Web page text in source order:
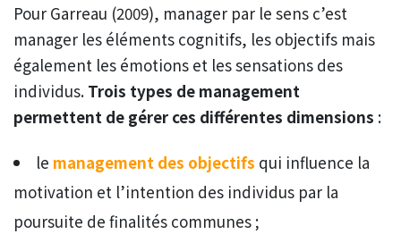
Pour Garreau (2009), manager par le sens c’est
manager les éléments cognitifs, les objectifs mais
également les émotions et les sensations des
individus. Trois types de management
permettent de gérer ces différentes dimensions :
le management des objectifs qui influence la
motivation et l’intention des individus par la
poursuite de finalités communes ;